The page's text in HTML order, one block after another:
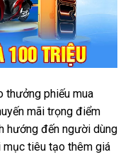
thưởng phiếu mua
mãi trọng điểm
hướng đến người dùng
mục tiêu tạo thêm giá